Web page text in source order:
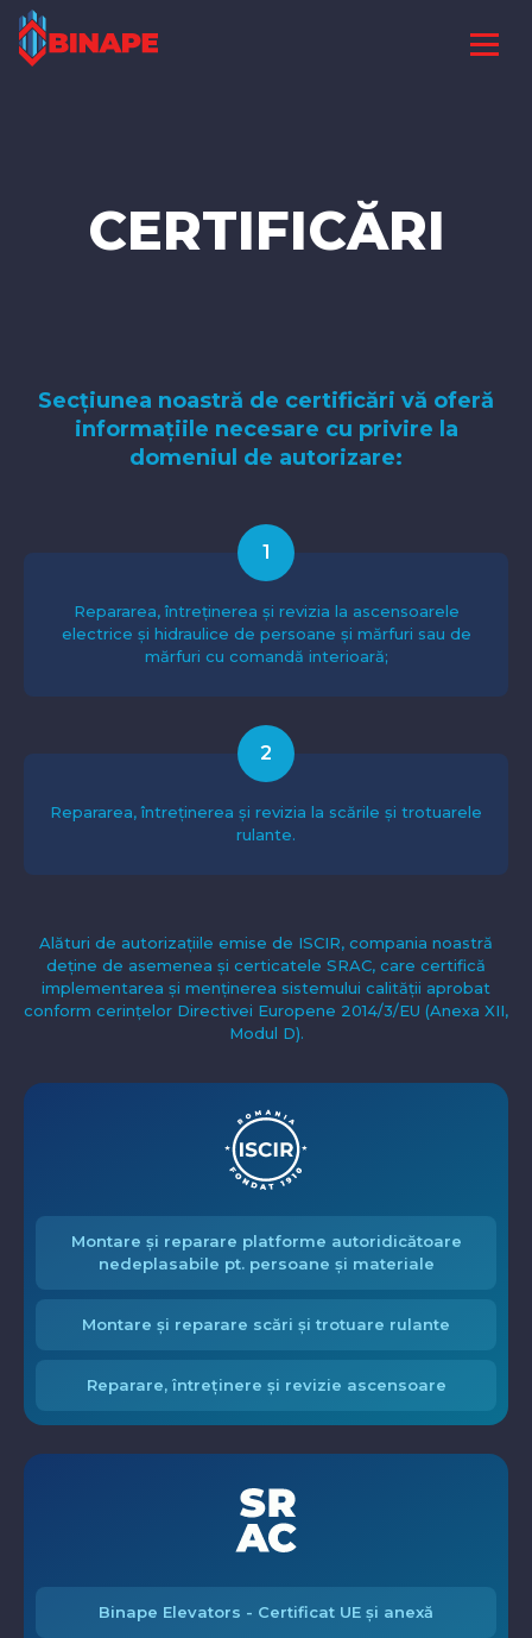
CERTIFICĂRI
Secțiunea noastră de certificări vă oferă
informațiile necesare cu privire la
domeniul de autorizare:
1
Repararea, întreținerea și revizia la ascensoarele
electrice și hidraulice de persoane și mărfuri sau de
mărfuri cu comandă interioară;
2
Repararea, întreținerea și revizia la scările și trotuarele
rulante.
Alături de autorizațiile emise de ISCIR, compania noastră
deține de asemenea și certicatele SRAC, care certifică
implementarea și menținerea sistemului calității aprobat
conform cerințelor Directivei Europene 2014/3/EU (Anexa XII,
Modul D).
Montare și reparare platforme autoridicătoare
nedeplasabile pt. persoane și materiale
Montare și reparare scări și trotuare rulante
Reparare, întreținere și revizie ascensoare
Binape Elevators - Certificat UE și anexă